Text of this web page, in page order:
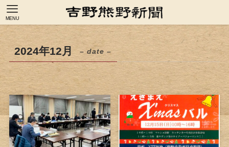
MENU
2024年12月 – date –